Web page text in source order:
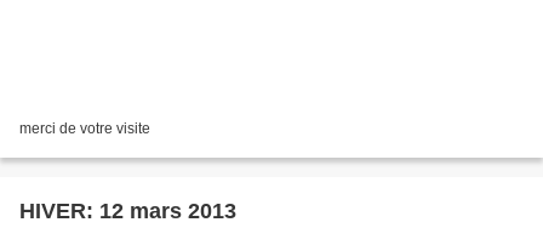
merci de votre visite
HIVER: 12 mars 2013